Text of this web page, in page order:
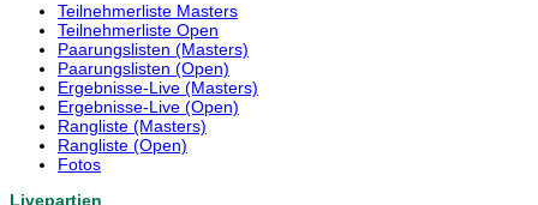
Teilnehmerliste Masters
Teilnehmerliste Open
Paarungslisten (Masters)
Paarungslisten (Open)
Ergebnisse-Live (Masters)
Ergebnisse-Live (Open)
Rangliste (Masters)
Rangliste (Open)
Fotos
Livepartien